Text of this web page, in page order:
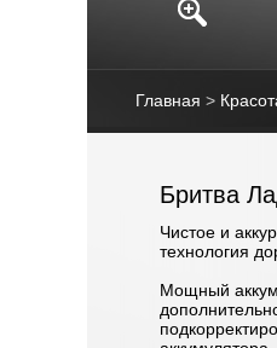
Главная >
Бритва
Чистое и
технология
Мощный